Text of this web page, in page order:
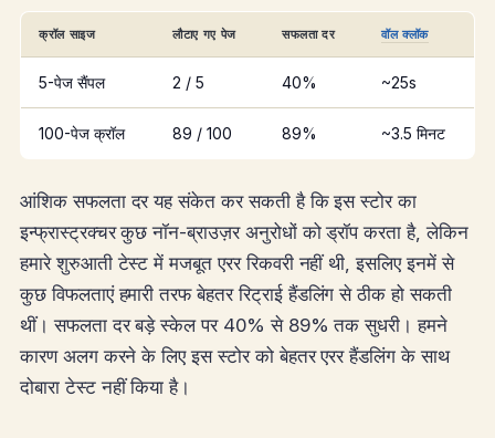
क्रॉल साइज लौटाए गए पेज सफलता दर वॉल क्लॉक
5-पेज सैंपल 2 / 5 40% ~25s
100-पेज क्रॉल 89 / 100 89% ~3.5 मिनट
आंशिक सफलता दर यह संकेत कर सकती है कि इस स्टोर का
इन्फ्रास्ट्रक्चर कुछ नॉन-ब्राउज़र अनुरोधों को ड्रॉप करता है, लेकिन
हमारे शुरुआती टेस्ट में मजबूत एरर रिकवरी नहीं थी, इसलिए इनमें से
कुछ विफलताएं हमारी तरफ बेहतर रिट्राई हैंडलिंग से ठीक हो सकती
थीं। सफलता दर बड़े स्केल पर 40% से 89% तक सुधरी। हमने
कारण अलग करने के लिए इस स्टोर को बेहतर एरर हैंडलिंग के साथ
दोबारा टेस्ट नहीं किया है।